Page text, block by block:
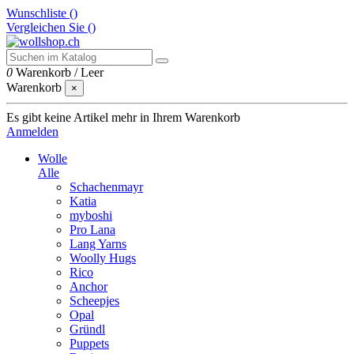
Wunschliste ()
Vergleichen Sie ()
0 Warenkorb /Leer
Warenkorb
×
Es gibt keine Artikel mehr in Ihrem Warenkorb
Anmelden
Wolle
Alle
Schachenmayr
Katia
myboshi
Pro Lana
Lang Yarns
Woolly Hugs
Rico
Anchor
Scheepjes
Opal
Gründl
Puppets